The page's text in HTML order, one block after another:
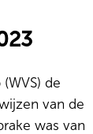
de
van de
was van